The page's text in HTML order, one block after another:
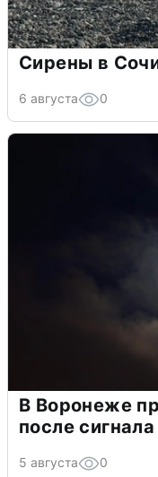
Сирены в
6 августа 0
В Воронеже
после
5 августа 0